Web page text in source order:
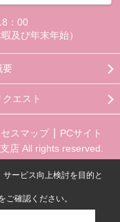
：00
及び年末年始）
要
エスト
スマップ
PCサイト
店 All rights reserved.
ービス向上検討を目的と
ご確認ください。